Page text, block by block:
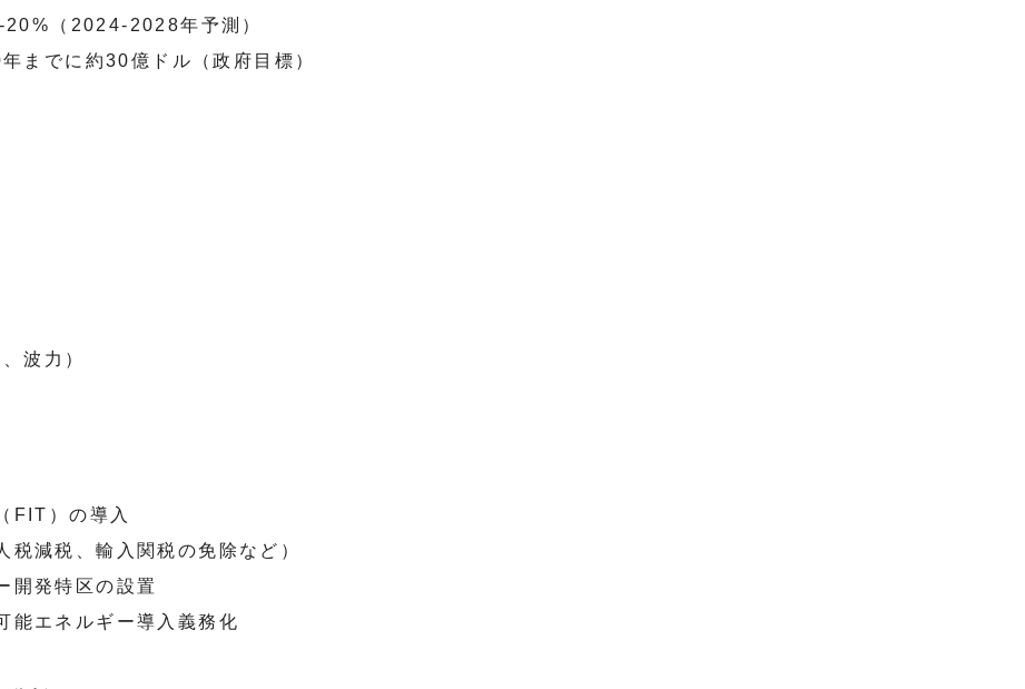
（2024-2028年予測）
までに約30億ドル（政府目標）
波力）
FIT）の導入
税減税、輸入関税の免除など）
開発特区の設置
能エネルギー導入義務化